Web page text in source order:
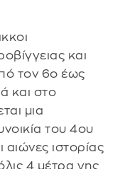
και
τον 6ο έως
και στο
μια
του 4ου
αιώνες ιστορίας
4 μέτρα γης